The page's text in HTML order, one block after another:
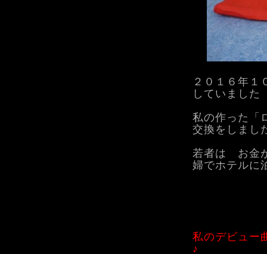
２０１６年
していまし
私の作った「
交換をしま
若者は お金
婦でホテルに
私のデビュ
♪